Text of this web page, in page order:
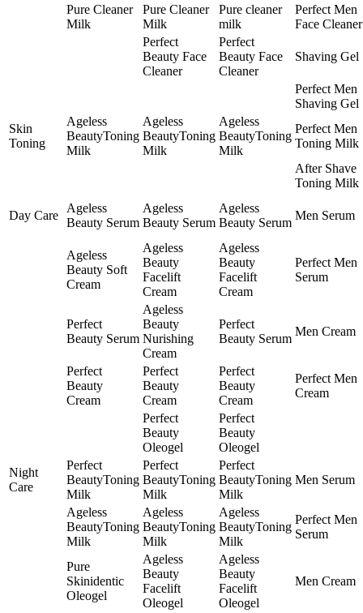
Pure Cleaner
Milk
Pure Cleaner
Milk
Pure cleaner
milk
Perfect Men
Face Cleaner
Perfect
Beauty Face
Cleaner
Perfect
Beauty Face
Cleaner
Shaving Gel
Perfect Men
Shaving Gel
Skin
Toning
Ageless
BeautyToning
Milk
Ageless
BeautyToning
Milk
Ageless
BeautyToning
Milk
Perfect Men
Toning Milk
After Shave
Toning Milk
Day Care
Ageless
Beauty Serum
Ageless
Beauty Serum
Ageless
Beauty Serum
Men Serum
Ageless
Beauty Soft
Cream
Ageless
Beauty
Facelift
Cream
Ageless
Beauty
Facelift
Cream
Perfect Men
Serum
Perfect
Beauty Serum
Ageless
Beauty
Nurishing
Cream
Perfect
Beauty Serum
Men Cream
Perfect
Beauty
Cream
Perfect
Beauty
Cream
Perfect
Beauty
Cream
Perfect Men
Cream
Perfect
Beauty
Oleogel
Perfect
Beauty
Oleogel
Night
Care
Perfect
BeautyToning
Milk
Perfect
BeautyToning
Milk
Perfect
BeautyToning
Milk
Men Serum
Ageless
BeautyToning
Milk
Ageless
BeautyToning
Milk
Ageless
BeautyToning
Milk
Perfect Men
Serum
Pure
Skinidentic
Oleogel
Ageless
Beauty
Facelift
Oleogel
Ageless
Beauty
Facelift
Oleogel
Men Cream